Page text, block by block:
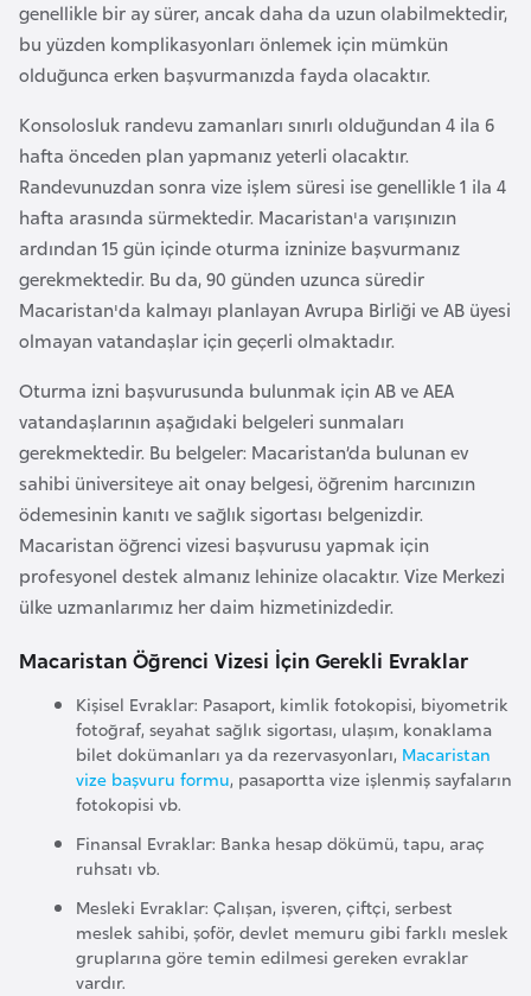
genellikle bir ay sürer, ancak daha da uzun olabilmektedir,
bu yüzden komplikasyonları önlemek için mümkün
olduğunca erken başvurmanızda fayda olacaktır.
Konsolosluk randevu zamanları sınırlı olduğundan 4 ila 6
hafta önceden plan yapmanız yeterli olacaktır.
Randevunuzdan sonra vize işlem süresi ise genellikle 1 ila 4
hafta arasında sürmektedir. Macaristan'a varışınızın
ardından 15 gün içinde oturma izninize başvurmanız
gerekmektedir. Bu da, 90 günden uzunca süredir
Macaristan'da kalmayı planlayan Avrupa Birliği ve AB üyesi
olmayan vatandaşlar için geçerli olmaktadır.
Oturma izni başvurusunda bulunmak için AB ve AEA
vatandaşlarının aşağıdaki belgeleri sunmaları
gerekmektedir. Bu belgeler: Macaristan’da bulunan ev
sahibi üniversiteye ait onay belgesi, öğrenim harcınızın
ödemesinin kanıtı ve sağlık sigortası belgenizdir.
Macaristan öğrenci vizesi başvurusu yapmak için
profesyonel destek almanız lehinize olacaktır. Vize Merkezi
ülke uzmanlarımız her daim hizmetinizdedir.
Macaristan Öğrenci Vizesi İçin Gerekli Evraklar
Kişisel Evraklar: Pasaport, kimlik fotokopisi, biyometrik
fotoğraf, seyahat sağlık sigortası, ulaşım, konaklama
bilet dokümanları ya da rezervasyonları, Macaristan
vize başvuru formu, pasaportta vize işlenmiş sayfaların
fotokopisi vb.
Finansal Evraklar: Banka hesap dökümü, tapu, araç
ruhsatı vb.
Mesleki Evraklar: Çalışan, işveren, çiftçi, serbest
meslek sahibi, şoför, devlet memuru gibi farklı meslek
gruplarına göre temin edilmesi gereken evraklar
vardır.
l
g
a
i
s
t
a
n
B
r
k
i
n
a
F
a
s